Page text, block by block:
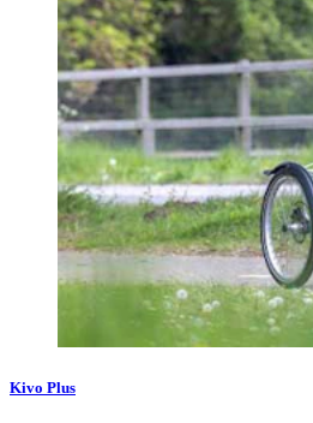
Kivo Plus